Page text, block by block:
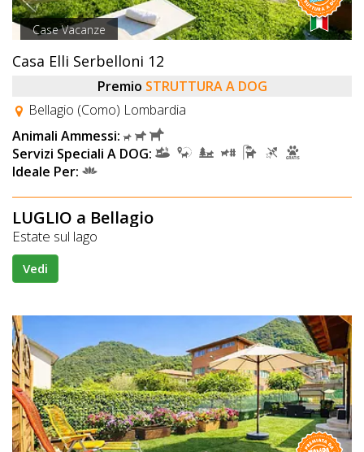
Case Vacanze
Casa Elli Serbelloni 12
Premio STRUTTURA A DOG
Bellagio (Como) Lombardia
Animali Ammessi:
Servizi Speciali A DOG:
Ideale Per:
LUGLIO a Bellagio
Estate sul lago
Vedi